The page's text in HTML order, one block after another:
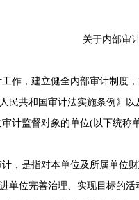
关于内部审
，建立健全内部审计制度，
民共和国审计法实施条例 》以
监督对象的单位(以下统称
是指对本单位及所属单位财
单位完善治理、实现目标的活